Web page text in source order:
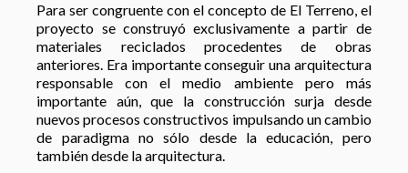
Para ser congruente con el concepto de El Terreno, el
proyecto se construyó exclusivamente a partir de
materiales reciclados procedentes de obras
anteriores. Era importante conseguir una arquitectura
responsable con el medio ambiente pero más
importante aún, que la construcción surja desde
nuevos procesos constructivos impulsando un cambio
de paradigma no sólo desde la educación, pero
también desde la arquitectura.